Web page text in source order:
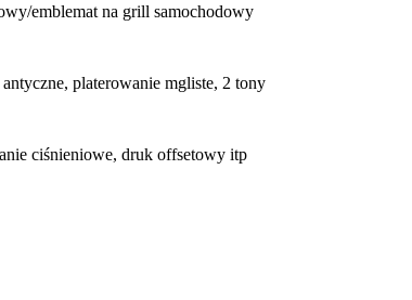
emblemat na grill samochodowy
platerowanie mgliste, 2 tony
ciśnieniowe, druk offsetowy itp